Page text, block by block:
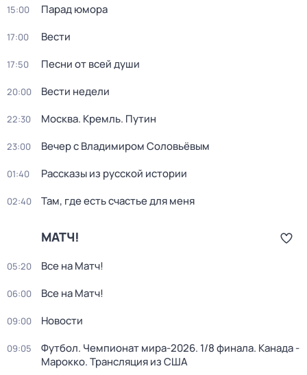
15:00 Парад юмора
17:00 Вести
17:50 Песни от всей души
20:00 Вести недели
22:30 Москва. Кремль. Путин
23:00 Вечер с Владимиром Соловьёвым
01:40 Рассказы из русской истории
02:40 Там, где есть счастье для меня
МАТЧ!
05:20 Все на Матч!
06:00 Все на Матч!
09:00 Новости
09:05
Футбол. Чемпионат мира-2026. 1/8 финала. Канада -
Марокко. Трансляция из США